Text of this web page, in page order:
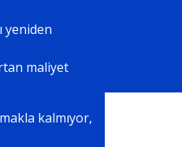
yeniden
maliyet
kalmıyor,